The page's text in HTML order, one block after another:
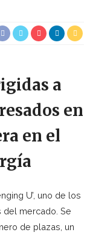
a
en
en el
U’, uno de los
del mercado. Se
de plazas, un